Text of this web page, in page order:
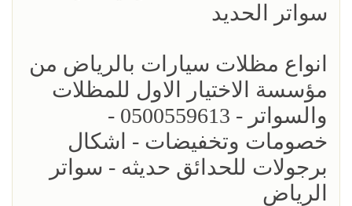
سواتر الحديد
انواع مظلات سيارات بالرياض من
مؤسسة الاختيار الاول للمظلات
والسواتر - 0500559613 -
خصومات وتخفيضات - اشكال
برجولات للحدائق حديثه - سواتر
الرياض